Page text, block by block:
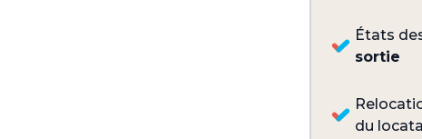
États
sortie
du